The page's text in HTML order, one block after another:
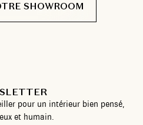
SHOWROOM
pour un intérieur bien pensé,
et humain.